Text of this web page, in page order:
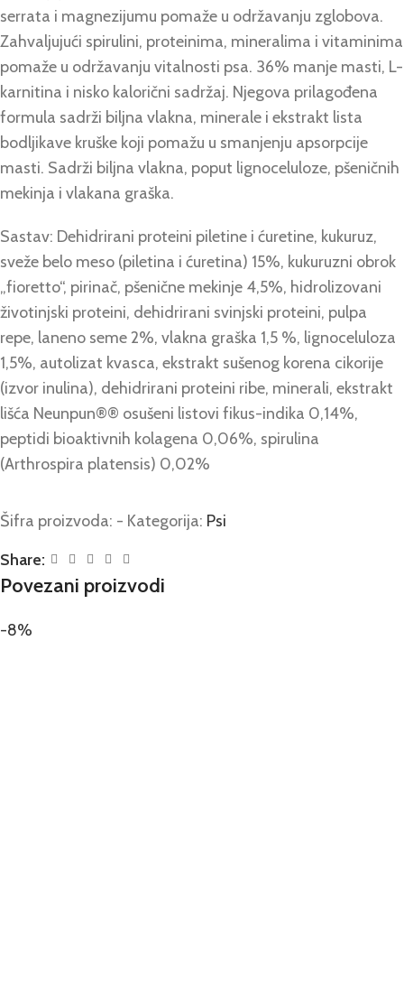
serrata i magnezijumu pomaže u održavanju zglobova.
Zahvaljujući spirulini, proteinima, mineralima i vitaminima
pomaže u održavanju vitalnosti psa. 36% manje masti, L-
karnitina i nisko kalorični sadržaj. Njegova prilagođena
formula sadrži biljna vlakna, minerale i ekstrakt lista
bodljikave kruške koji pomažu u smanjenju apsorpcije
masti. Sadrži biljna vlakna, poput lignoceluloze, pšeničnih
mekinja i vlakana graška.
Sastav: Dehidrirani proteini piletine i ćuretine, kukuruz,
sveže belo meso (piletina i ćuretina) 15%, kukuruzni obrok
„fioretto“, pirinač, pšenične mekinje 4,5%, hidrolizovani
životinjski proteini, dehidrirani svinjski proteini, pulpa
repe, laneno seme 2%, vlakna graška 1,5 %, lignoceluloza
1,5%, autolizat kvasca, ekstrakt sušenog korena cikorije
(izvor inulina), dehidrirani proteini ribe, minerali, ekstrakt
lišća Neunpun®® osušeni listovi fikus-indika 0,14%,
peptidi bioaktivnih kolagena 0,06%, spirulina
(Arthrospira platensis) 0,02%
Šifra proizvoda: - Kategorija: Psi
Share:
Povezani proizvodi
-8%